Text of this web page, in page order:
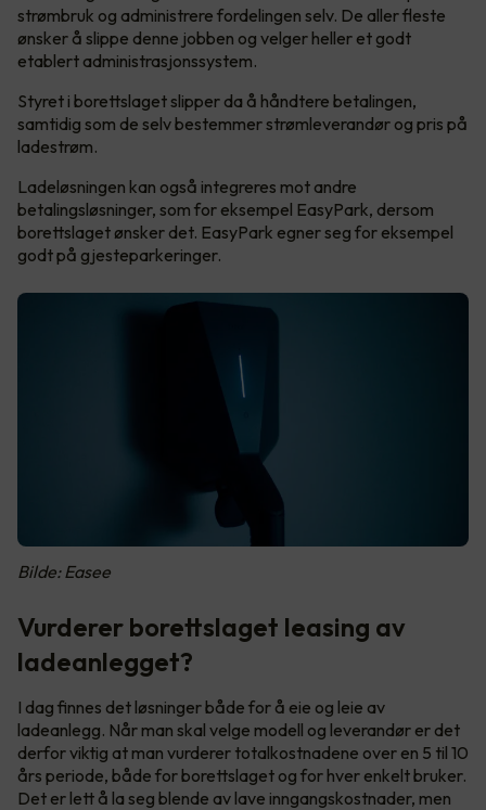
strømbruk og administrere fordelingen selv. De aller fleste
ønsker å slippe denne jobben og velger heller et godt
etablert administrasjonssystem.
Styret i borettslaget slipper da å håndtere betalingen,
samtidig som de selv bestemmer strømleverandør og pris på
ladestrøm.
Ladeløsningen kan også integreres mot andre
betalingsløsninger, som for eksempel EasyPark, dersom
borettslaget ønsker det. EasyPark egner seg for eksempel
godt på gjesteparkeringer.
Bilde: Easee
Vurderer borettslaget leasing av
ladeanlegget?
I dag finnes det løsninger både for å eie og leie av
ladeanlegg. Når man skal velge modell og leverandør er det
derfor viktig at man vurderer totalkostnadene over en 5 til 10
års periode, både for borettslaget og for hver enkelt bruker.
Det er lett å la seg blende av lave inngangskostnader, men